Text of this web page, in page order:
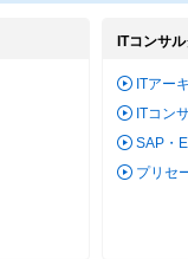
ITコンサ
ITアー
ITコン
SAP・
プリセ